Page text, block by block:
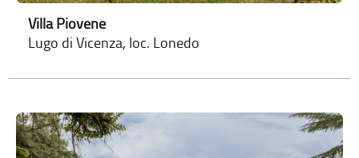
Villa Piovene
Lugo di Vicenza, loc. Lonedo